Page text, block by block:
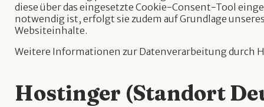
diese über das eingesetzte Cookie-Consent-Tool
notwendig ist, erfolgt sie zudem auf Grundlage
Websiteinhalte.
Weitere Informationen zur Datenverarbeitung durch
Hostinger (Standort